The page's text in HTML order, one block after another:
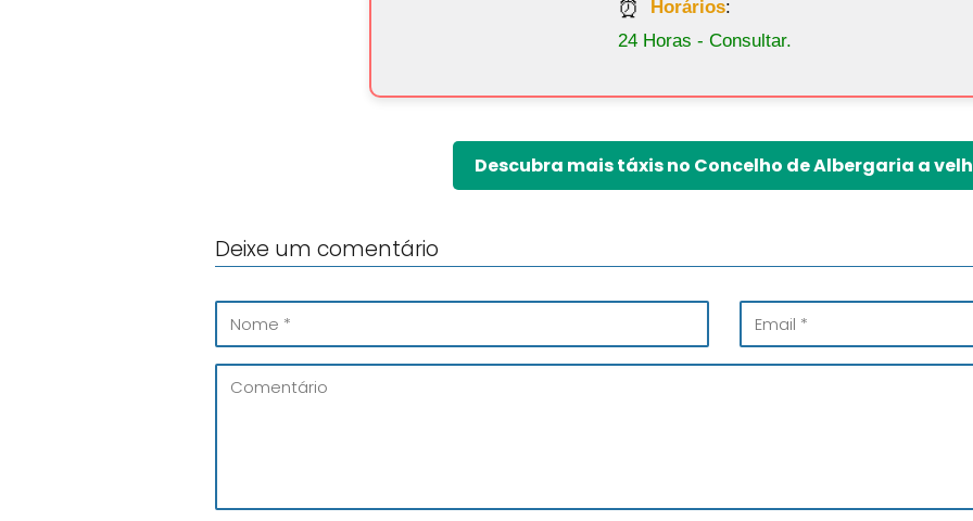
Horários:
24 Horas - Consultar.
Descubra mais táxis no Concelho de Albergaria a
Deixe um comentário